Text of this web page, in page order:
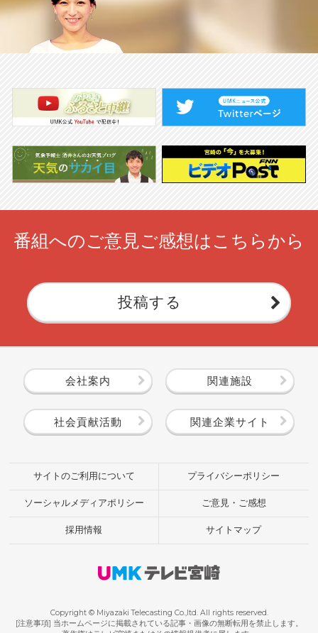
番組へのご意見ご感想はこちらから
投稿する
会社案内 関連施設
社会貢献活動 関連企業サイト
サイトのご利用について プライバシーポリシー
ソーシャルメディアポリシー ご意見・ご感想
採用情報 サイトマップ
Copyright © Miyazaki Telecasting Co.,ltd. All rights reserved.
[注意事項] 当ホームページに掲載されている記事・画像の無断転用を禁止します。